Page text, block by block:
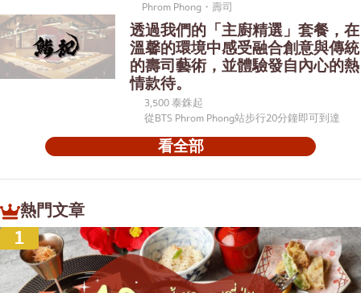
Phrom Phong・壽司
透過我們的「主廚精選」套餐，在
溫馨的環境中感受融合創意與傳統
的壽司藝術，並體驗發自內心的熱
情款待。
3,500 泰銖起
從BTS Phrom Phong站步行20分鐘即可到達
看全部
熱門文章
1